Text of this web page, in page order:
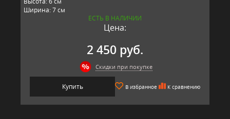
Ширина: 7 см
ЕСТЬ В НАЛИЧИИ
Цена:
2 450 руб.
Скидки при покупке
Купить В избранное К сравнению